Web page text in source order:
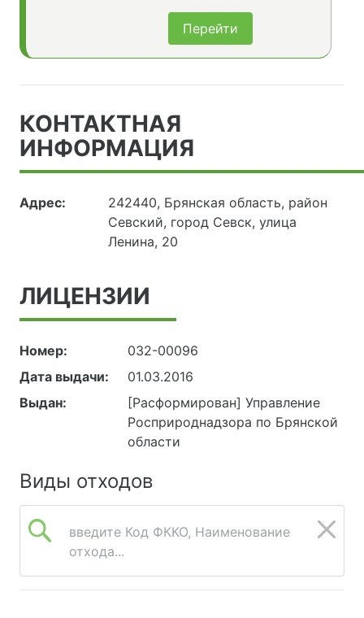
Перейти
КОНТАКТНАЯ
ИНФОРМАЦИЯ
Адрес:
242440, Брянская область, район
Севский, город Севск, улица
Ленина, 20
ЛИЦЕНЗИИ
Номер:
032-00096
Дата выдачи:
01.03.2016
Выдан:
[Расформирован] Управление
Росприроднадзора по Брянской
области
Виды отходов
введите Код ФККО, Наименование
отхода...